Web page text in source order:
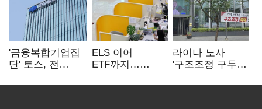
'금융복합기업집
단' 토스, 전
표준화
ELS 이어
ETF까지…
제동 걸린 은행
라이나 노사
'구조조정 구두